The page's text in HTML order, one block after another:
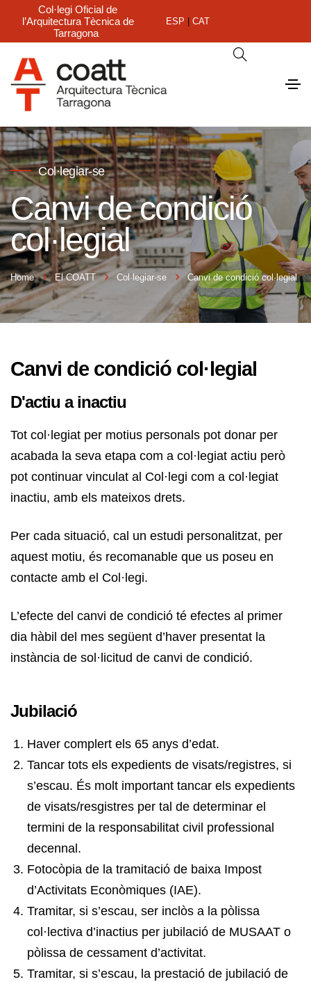
Col·legi Oficial de
l’Arquitectura Tècnica de
Tarragona
ESP CAT
Col·legiar-se
Canvi de condició
col·legial
Home El COATT Col·legiar-se Canvi de condició col·legial
Canvi de condició col·legial
D'actiu a inactiu
Tot col·legiat per motius personals pot donar per
acabada la seva etapa com a col·legiat actiu però
pot continuar vinculat al Col·legi com a col·legiat
inactiu, amb els mateixos drets.
Per cada situació, cal un estudi personalitzat, per
aquest motiu, és recomanable que us poseu en
contacte amb el Col·legi.
L’efecte del canvi de condició té efectes al primer
dia hàbil del mes següent d’haver presentat la
instància de sol·licitud de canvi de condició.
Jubilació
Haver complert els 65 anys d’edat.
Tancar tots els expedients de visats/registres, si
s’escau. És molt important tancar els expedients
de visats/resgistres per tal de determinar el
termini de la responsabilitat civil professional
decennal.
Fotocòpia de la tramitació de baixa Impost
d’Activitats Econòmiques (IAE).
Tramitar, si s’escau, ser inclòs a la pòlissa
col·lectiva d’inactius per jubilació de MUSAAT o
pòlissa de cessament d’activitat.
Tramitar, si s’escau, la prestació de jubilació de